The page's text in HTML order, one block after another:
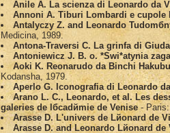
Anile A. La scienza di Leonardo da
Annoni A. Tiburi Lombardi e cupole
Antalуczy Z. and Leonardo
Medicina, 1989.
Antona-Traversi C. La grinfa di
Antoniewicz J. B. o. *Swi*atynia
Aoki K. Reonarudo da Binchi
Kodansha, 1979.
Aperlo G. Iconografia di Leonardo
Arano L. C., Leonardo, et al. Les
galeries de lбcadйmie de Venise -
Arasse D. L'univers de Lйonard de
Arasse D. and Leonardo Lйonard